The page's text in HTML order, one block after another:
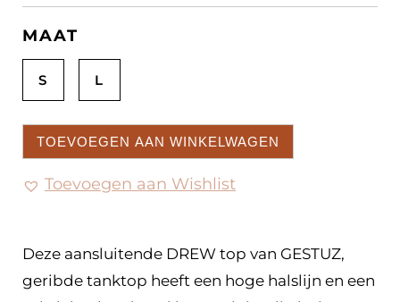
MAAT
S L
TOEVOEGEN AAN WINKELWAGEN
Toevoegen aan Wishlist
Deze aansluitende DREW top van GESTUZ,
geribde tanktop heeft een hoge halslijn en een